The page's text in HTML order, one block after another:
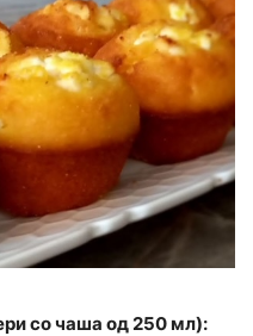
со чаша од 250 мл):